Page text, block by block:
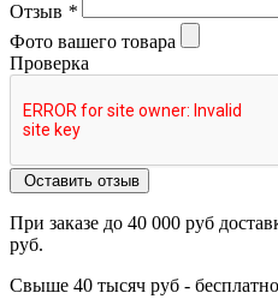
Отзыв *
Фото вашего товара
Проверка
Оставить отзыв
При заказе до 40 000 руб
руб.
Свыше 40 тысяч руб -